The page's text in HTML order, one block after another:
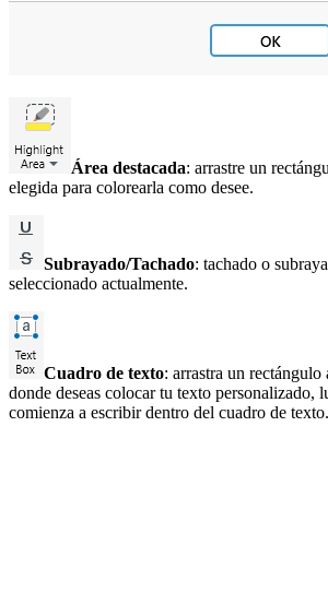
Área destacada: arrastre un
elegida para colorearla como desee.
Subrayado/Tachado: tachado o
seleccionado actualmente.
Cuadro de texto: arrastra un rectángulo
donde deseas colocar tu texto personalizado,
comienza a escribir dentro del cuadro de texto.